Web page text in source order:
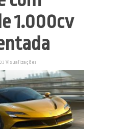
1.000cv
Visualizações